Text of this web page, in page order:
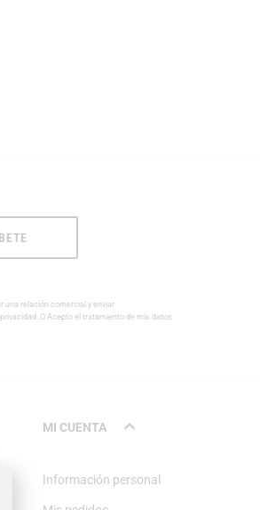
una relación comercial y enviar
. O Acepto el tratamiento de mis datos
MI CUENTA
Información personal